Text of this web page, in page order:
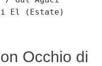
El (Estate)
Occhio di